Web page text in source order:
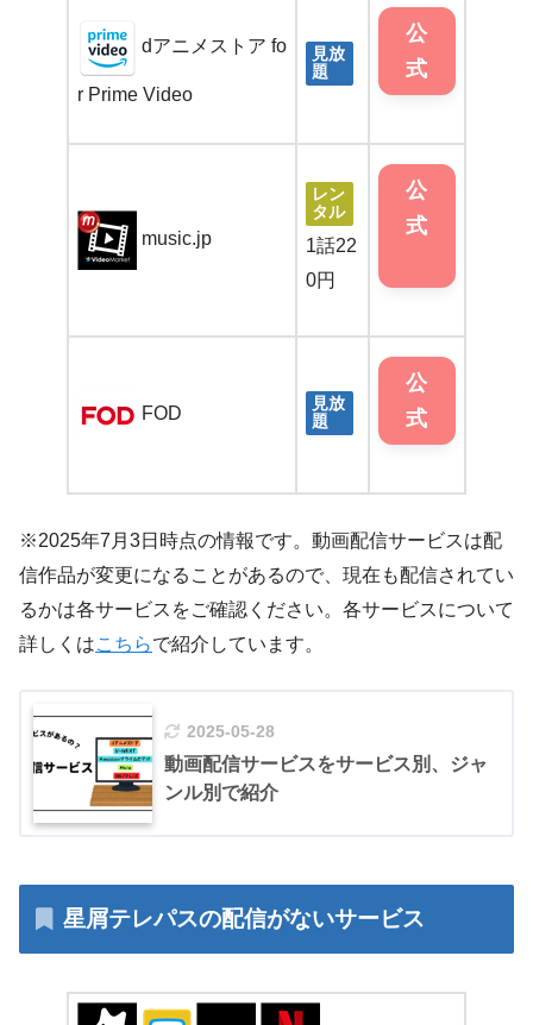
dアニメストア fo
r Prime Video
見放
題
公
式
music.jp
レン
タル
1話22
0円
公
式
FOD
見放
題
公
式
※2025年7月3日時点の情報です。動画配信サービスは配
信作品が変更になることがあるので、現在も配信されてい
るかは各サービスをご確認ください。各サービスについて
詳しくはこちらで紹介しています。
2025-05-28
動画配信サービスをサービス別、ジャ
ンル別で紹介
星屑テレパスの配信がないサービス